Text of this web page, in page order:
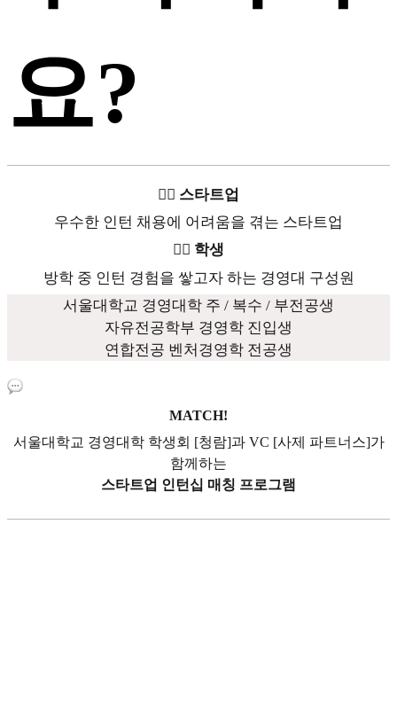
요?
🤦‍♂️ 스타트업
우수한 인턴 채용에 어려움을 겪는 스타트업
🙋‍♀️ 학생
방학 중 인턴 경험을 쌓고자 하는 경영대 구성원
서울대학교 경영대학 주 / 복수 / 부전공생
자유전공학부 경영학 진입생
연합전공 벤처경영학 전공생
MATCH!
서울대학교 경영대학 학생회 [청람]과 VC [사제 파트너스]가
함께하는
스타트업 인턴십 매칭 프로그램